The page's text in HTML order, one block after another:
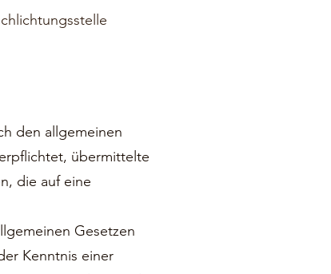
den allgemeinen
übermittelte
die auf eine
Gesetzen
Kenntnis einer